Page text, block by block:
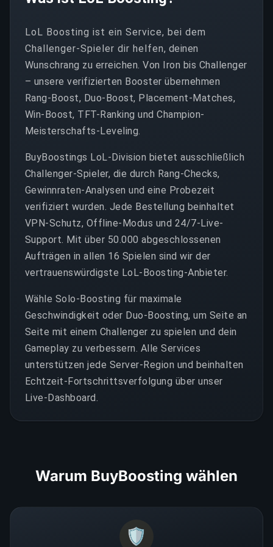
LoL Boosting ist ein Service, bei dem
Challenger-Spieler dir helfen, deinen
Wunschrang zu erreichen. Von Iron bis Challenger
– unsere verifizierten Booster übernehmen
Rang-Boost, Duo-Boost, Placement-Matches,
Win-Boost, TFT-Ranking und Champion-
Meisterschafts-Leveling.
BuyBoostings LoL-Division bietet ausschließlich
Challenger-Spieler, die durch Rang-Checks,
Gewinnraten-Analysen und eine Probezeit
verifiziert wurden. Jede Bestellung beinhaltet
VPN-Schutz, Offline-Modus und 24/7-Live-
Support. Mit über 50.000 abgeschlossenen
Aufträgen in allen 16 Spielen sind wir der
vertrauenswürdigste LoL-Boosting-Anbieter.
Wähle Solo-Boosting für maximale
Geschwindigkeit oder Duo-Boosting, um Seite an
Seite mit einem Challenger zu spielen und dein
Gameplay zu verbessern. Alle Services
unterstützen jede Server-Region und beinhalten
Echtzeit-Fortschrittsverfolgung über unser
Live-Dashboard.
Warum BuyBoosting wählen
🛡️